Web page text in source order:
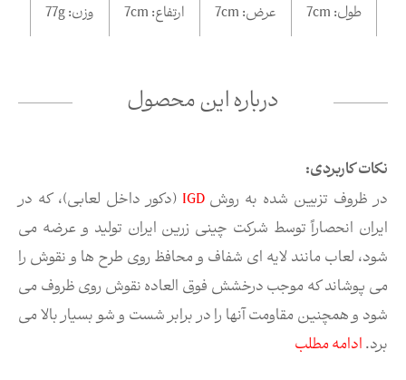
درباره این محصول
نکات کاربردی:
در ظروف تزیین شده به روشIGD (دکور داخل لعابی)، که در
ایران انحصاراً توسط شرکت چینی زرین ایران تولید و عرضه می
شود، لعاب مانند لایه ای شفاف و محافظ روی طرح ها و نقوش را
می پوشاند که موجب درخشش فوق العاده نقوش روی ظروف می
شود و همچنین مقاومت آنها را در برابر شست و شو بسیار بالا می
برد.ادامه مطلب
طول: 7cm عرض: 7cm ارتفاع: 7cm وزن:77g